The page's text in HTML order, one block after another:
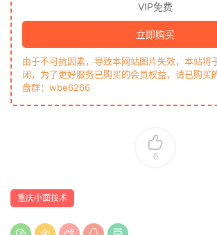
VIP免费
立即购买
由于不可抗因素，导致本网站图片失效，本站将
闭，为了更好服务已购买的会员权益，请已购买
盘群：wbe6266
0
重庆小面技术